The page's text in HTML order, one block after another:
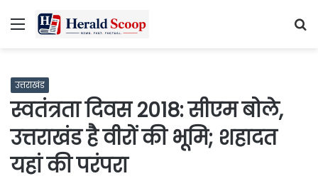
Menu
उत्तराखंड
स्वतंत्रता दिवस 2018: सीएम बोले,
उत्तराखंड है वीरों की भूमि; शहादत
यहां की परंपरा